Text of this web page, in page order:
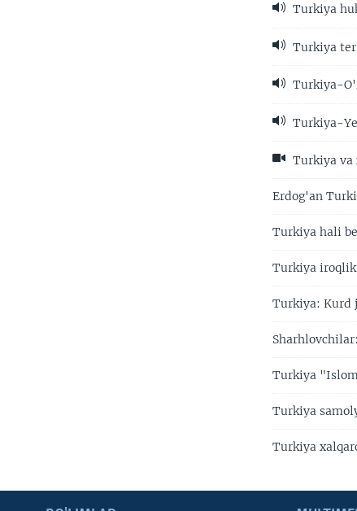
Turkiya
Turkiya
Turkiya-
Turkiya-
Turkiya va
Erdog'an
Turkiya hali
Turkiya iroqlik
Turkiya: Kurd
Turkiya
Turkiya
Turkiya